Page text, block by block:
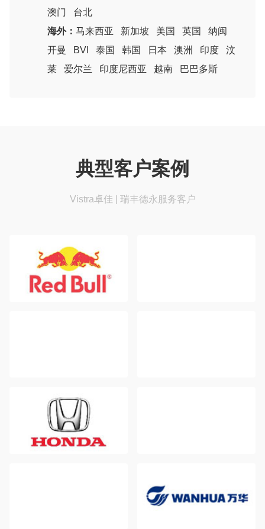
澳门
台北
海外： 马来西亚 新加坡 美国 英国
纳闽
开曼
BVI 泰国 韩国 日本 澳洲 印度
汶
莱
爱尔兰 印度尼西亚 越南 巴巴多斯
典型客户案例
Vistra卓佳 | 瑞丰德永服务客户